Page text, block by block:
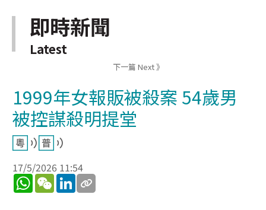
即時新聞
Latest
下一篇 Next 》
1999年女報販被殺案 54歲男
被控謀殺明提堂
17/5/2026 11:54
WhatsApp
WeChatLinkedIn